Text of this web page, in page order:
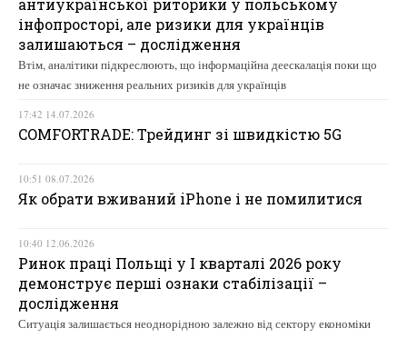
антиукраїнської риторики у польському
інфопросторі, але ризики для українців
залишаються – дослідження
Втім, аналітики підкреслюють, що інформаційна деескалація поки що
не означає зниження реальних ризиків для українців
17:42 14.07.2026
COMFORTRADE: Трейдинг зі швидкістю 5G
10:51 08.07.2026
Як обрати вживаний iPhone і не помилитися
10:40 12.06.2026
Ринок праці Польщі у І кварталі 2026 року
демонструє перші ознаки стабілізації –
дослідження
Ситуація залишається неоднорідною залежно від сектору економіки